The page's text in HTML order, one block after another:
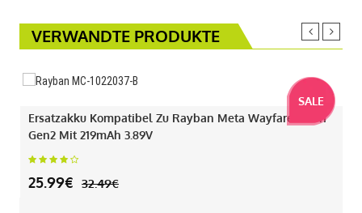
VERWANDTE PRODUKTE
SALE
Ersatzakku Kompatibel Zu Rayban Meta Wayfarer Gen1
Gen2 Mit 219mAh 3.89V
25.99€ 32.49€